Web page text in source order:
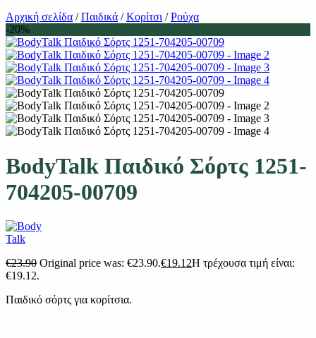
Αρχική σελίδα / Παιδικά / Κορίτσι / Ρούχα
-20%
BodyTalk Παιδικό Σόρτς 1251-
704205-00709
€23.90 Original price was: €23.90.€19.12Η τρέχουσα τιμή είναι:
€19.12.
Παιδικό σόρτς για κορίτσια.